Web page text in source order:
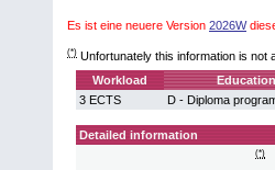
Es ist eine neuere Version 2026W
(*) Unfortunately this information is not
Workload
3 ECTS
D - Diploma
Detailed information
(*)